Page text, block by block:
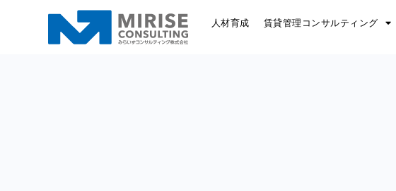
人材育成 賃貸管理コンサルティング